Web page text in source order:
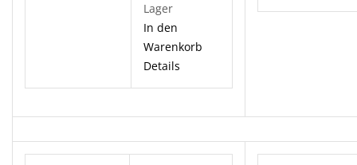
Lager
In den
Warenkorb
Details